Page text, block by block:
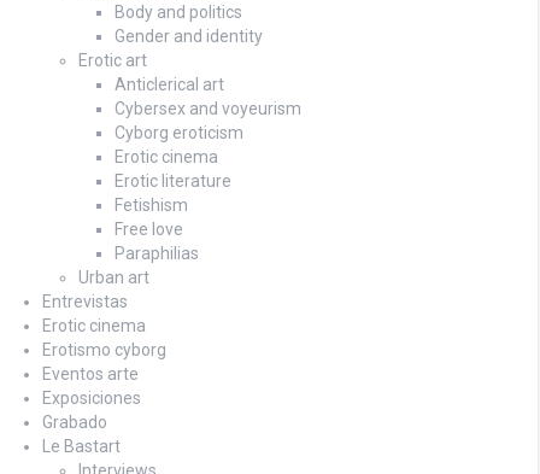
Body and politics
Gender and identity
Erotic art
Anticlerical art
Cybersex and voyeurism
Cyborg eroticism
Erotic cinema
Erotic literature
Fetishism
Free love
Paraphilias
Urban art
Entrevistas
Erotic cinema
Erotismo cyborg
Eventos arte
Exposiciones
Grabado
Le Bastart